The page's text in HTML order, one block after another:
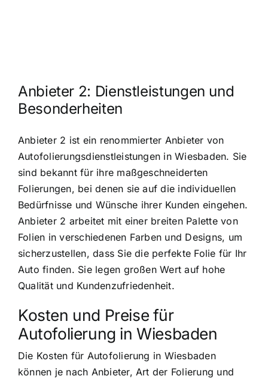
Anbieter 2: Dienstleistungen und
Besonderheiten
Anbieter 2 ist ein renommierter Anbieter von
Autofolierungsdienstleistungen in Wiesbaden. Sie
sind bekannt für ihre maßgeschneiderten
Folierungen, bei denen sie auf die individuellen
Bedürfnisse und Wünsche ihrer Kunden eingehen.
Anbieter 2 arbeitet mit einer breiten Palette von
Folien in verschiedenen Farben und Designs, um
sicherzustellen, dass Sie die perfekte Folie für Ihr
Auto finden. Sie legen großen Wert auf hohe
Qualität und Kundenzufriedenheit.
Kosten und Preise für
Autofolierung in Wiesbaden
Die Kosten für Autofolierung in Wiesbaden
können je nach Anbieter, Art der Folierung und